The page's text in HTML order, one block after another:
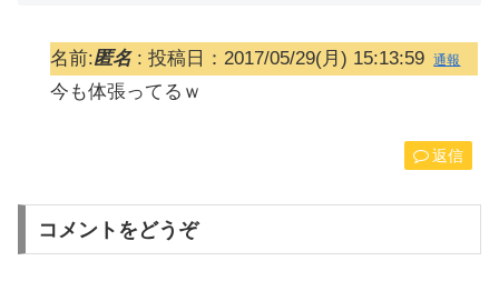
名前:匿名: 投稿日：2017/05/29(月) 15:13:59 通報
今も体張ってるｗ
返信
コメントをどうぞ